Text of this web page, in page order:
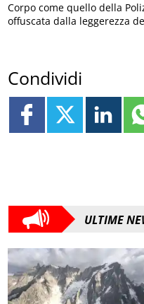
Corpo come quello della
offuscata dalla leggerezza
Condividi
ULTIME